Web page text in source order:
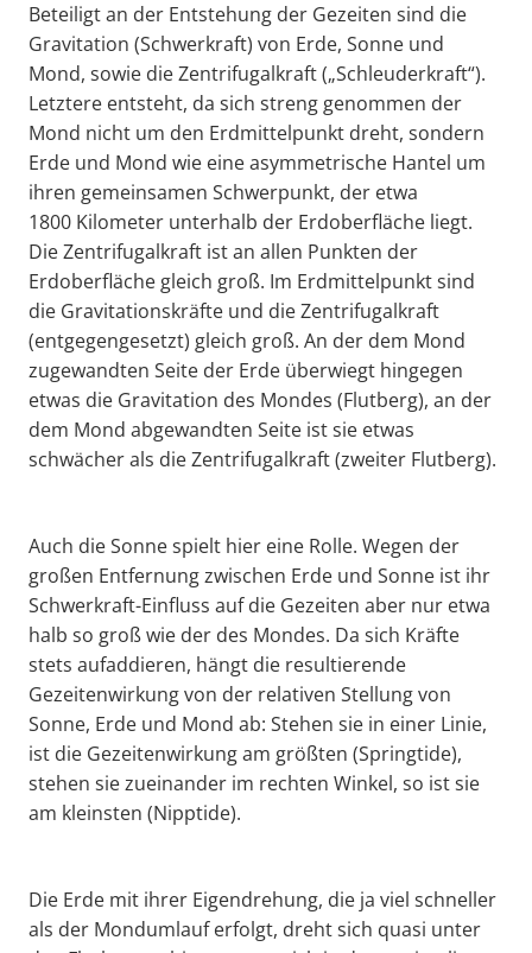
Beteiligt an der Entstehung der Gezeiten sind die
Gravitation (Schwerkraft) von Erde, Sonne und
Mond, sowie die Zentrifugalkraft („Schleuderkraft“).
Letztere entsteht, da sich streng genommen der
Mond nicht um den Erdmittelpunkt dreht, sondern
Erde und Mond wie eine asymmetrische Hantel um
ihren gemeinsamen Schwerpunkt, der etwa
1800 Kilometer unterhalb der Erdoberfläche liegt.
Die Zentrifugalkraft ist an allen Punkten der
Erdoberfläche gleich groß. Im Erdmittelpunkt sind
die Gravitationskräfte und die Zentrifugalkraft
(entgegengesetzt) gleich groß. An der dem Mond
zugewandten Seite der Erde überwiegt hingegen
etwas die Gravitation des Mondes (Flutberg), an der
dem Mond abgewandten Seite ist sie etwas
schwächer als die Zentrifugalkraft (zweiter Flutberg).
Auch die Sonne spielt hier eine Rolle. Wegen der
großen Entfernung zwischen Erde und Sonne ist ihr
Schwerkraft-Einfluss auf die Gezeiten aber nur etwa
halb so groß wie der des Mondes. Da sich Kräfte
stets aufaddieren, hängt die resultierende
Gezeitenwirkung von der relativen Stellung von
Sonne, Erde und Mond ab: Stehen sie in einer Linie,
ist die Gezeitenwirkung am größten (Springtide),
stehen sie zueinander im rechten Winkel, so ist sie
am kleinsten (Nipptide).
Die Erde mit ihrer Eigendrehung, die ja viel schneller
als der Mondumlauf erfolgt, dreht sich quasi unter